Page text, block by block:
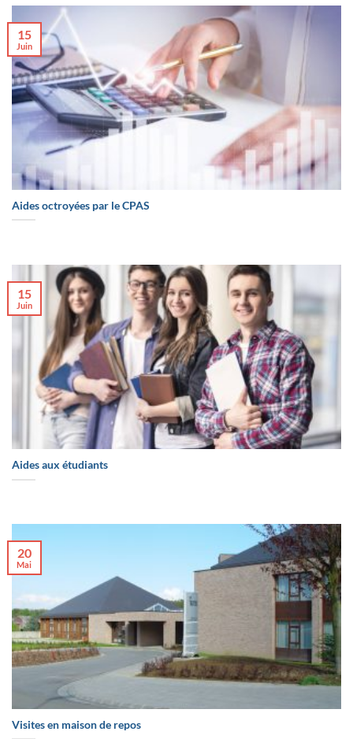
Aides octroyées par le CPAS
15
Juin
Aides aux étudiants
15
Juin
Visites en maison de repos
20
Mai